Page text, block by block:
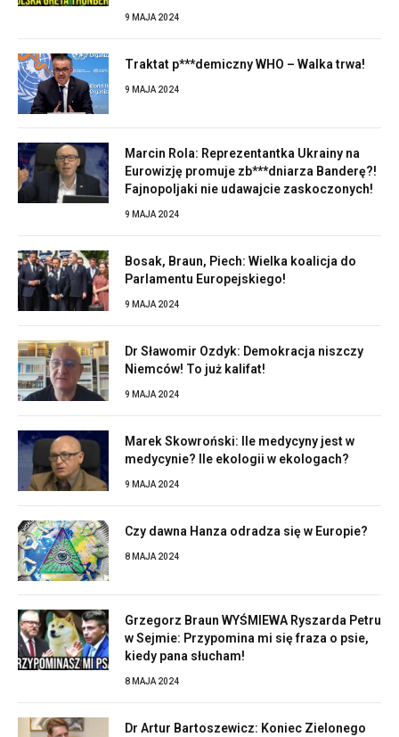
9 MAJA 2024
Traktat p***demiczny WHO – Walka trwa!
9 MAJA 2024
Marcin Rola: Reprezentantka Ukrainy na
Eurowizję promuje zb***dniarza Banderę?!
Fajnopoljaki nie udawajcie zaskoczonych!
9 MAJA 2024
Bosak, Braun, Piech: Wielka koalicja do
Parlamentu Europejskiego!
9 MAJA 2024
Dr Sławomir Ozdyk: Demokracja niszczy
Niemców! To już kalifat!
9 MAJA 2024
Marek Skowroński: Ile medycyny jest w
medycynie? Ile ekologii w ekologach?
9 MAJA 2024
Czy dawna Hanza odradza się w Europie?
8 MAJA 2024
Grzegorz Braun WYŚMIEWA Ryszarda Petru
w Sejmie: Przypomina mi się fraza o psie,
kiedy pana słucham!
8 MAJA 2024
Dr Artur Bartoszewicz: Koniec Zielonego